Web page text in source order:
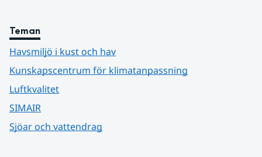
Teman
Havsmiljö i kust och hav
Kunskapscentrum för klimatanpassning
Luftkvalitet
SIMAIR
Sjöar och vattendrag